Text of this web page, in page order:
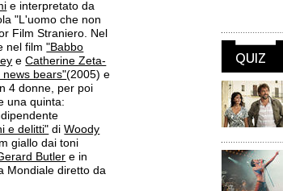
e interpretato da
"L'uomo che non
Film Straniero. Nel
nel film"Babbo
eCatherine Zeta-
news bears"(2005) e
4 donne, per poi
una quinta:
e delitti" diWoody
giallo dai toni
Butler e in
Mondiale diretto da
QUIZ